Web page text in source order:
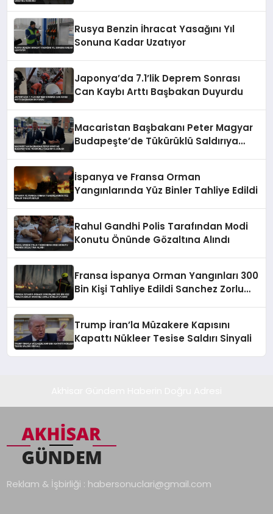
Rusya Benzin İhracat Yasağını Yıl
Sonuna Kadar Uzatıyor
Japonya’da 7.1’lik Deprem Sonrası
Can Kaybı Arttı Başbakan Duyurdu
Macaristan Başbakanı Peter Magyar
Budapeşte’de Tükürüklü Saldırıya
İspanya ve Fransa Orman
Yangınlarında Yüz Binler Tahliye Edildi
Rahul Gandhi Polis Tarafından Modi
Konutu Önünde Gözaltına Alındı
Fransa İspanya Orman Yangınları 300
Bin Kişi Tahliye Edildi Sanchez Zorlu
Trump İran’la Müzakere Kapısını
Kapattı Nükleer Tesise Saldırı Sinyali
Reklam & İşbirliği : habersonuclari@gmail.com